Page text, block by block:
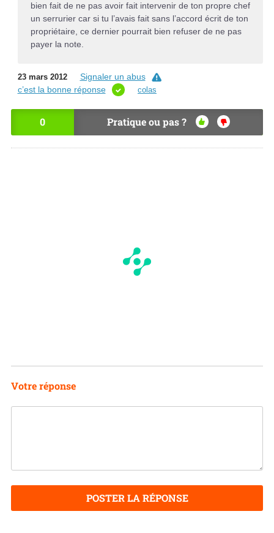
bien fait de ne pas avoir fait intervenir de ton propre chef
un serrurier car si tu l’avais fait sans l’accord écrit de ton
propriétaire, ce dernier pourrait bien refuser de ne pas
payer la note.
23 mars 2012
Signaler un abus
c’est la bonne réponse
colas
0 Pratique ou pas ?
OU
I
NO
Votre réponse
POSTER LA RÉPONSE